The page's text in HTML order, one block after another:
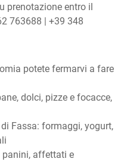
prenotazione entro il
763688 | +39 348
potete fermarvi a fare
dolci, pizze e focacce,
Fassa: formaggi, yogurt,
panini, affettati e